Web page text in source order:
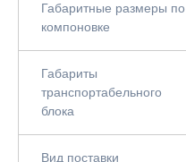
Габаритные размеры по
компоновке
Габариты
транспортабельного
блока
Вид поставки